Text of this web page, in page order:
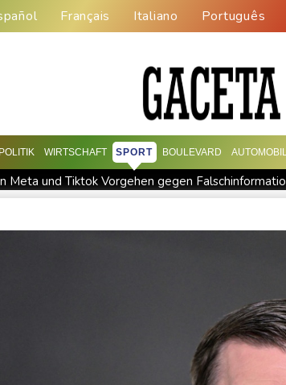
Français Italiano Português
POLITIK WIRTSCHAFT SPORT BOULEVARD AUTOMOBIL
Meta und Tiktok Vorgehen gegen
Zentralbank-Vorständin Cook
"Medizinische